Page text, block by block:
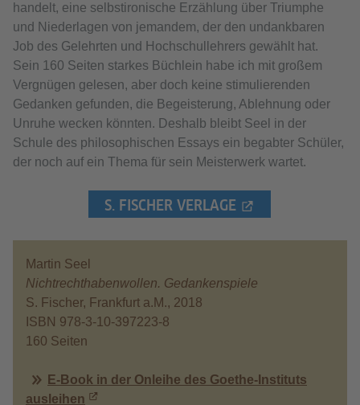
handelt, eine selbstironische Erzählung über Triumphe
und Niederlagen von jemandem, der den undankbaren
Job des Gelehrten und Hochschullehrers gewählt hat.
Sein 160 Seiten starkes Büchlein habe ich mit großem
Vergnügen gelesen, aber doch keine stimulierenden
Gedanken gefunden, die Begeisterung, Ablehnung oder
Unruhe wecken könnten. Deshalb bleibt Seel in der
Schule des philosophischen Essays ein begabter Schüler,
der noch auf ein Thema für sein Meisterwerk wartet.
S. FISCHER VERLAGE
Martin Seel
Nichtrechthabenwollen. Gedankenspiele
S. Fischer, Frankfurt a.M., 2018
ISBN 978-3-10-397223-8
160 Seiten
E-Book in der Onleihe des Goethe-Instituts
ausleihen